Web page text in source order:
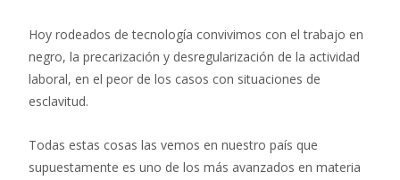
Hoy rodeados de tecnología convivimos con el trabajo en
negro, la precarización y desregularización de la actividad
laboral, en el peor de los casos con situaciones de
esclavitud.
Todas estas cosas las vemos en nuestro país que
supuestamente es uno de los más avanzados en materia